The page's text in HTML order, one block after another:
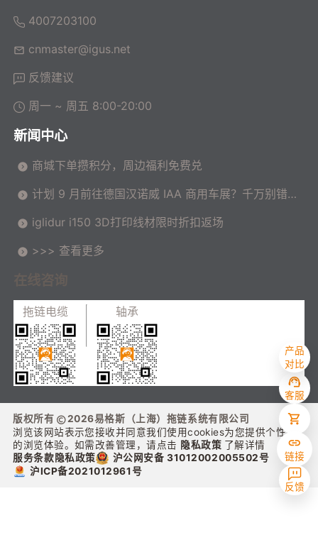
4007203100
cnmaster@igus.net
反馈建议
周一 ~ 周五 8:00-20:00
新闻中心
商城下单攒积分，周边福利免费兑
计划 9 月前往德国汉诺威 IAA 商用车展？千万别错过
iglidur i150 3D打印线材限时折扣返场
>>> 查看更多
拖链电缆 轴承
版权所有 2026易格斯（上海）拖链系统有限公司
浏览该网站表示您接收并同意我们使用cookies为您提供个性化
的浏览体验。如需改善管理，请点击 隐私政策 了解详情
服务条款隐私政策
沪公网安备 31012002005502号
沪ICP备2021012961号
产品
对比
客服
链接
反馈